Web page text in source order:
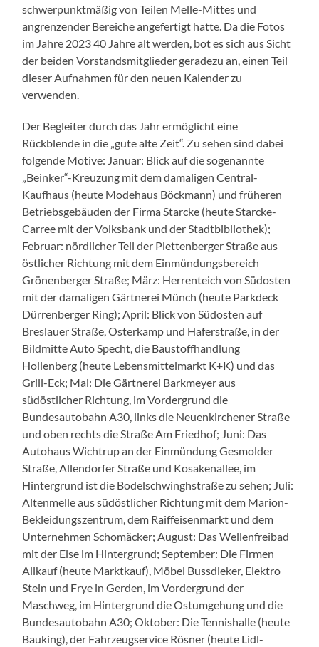
schwerpunktmäßig von Teilen Melle-Mittes und
angrenzender Bereiche angefertigt hatte. Da die Fotos
im Jahre 2023 40 Jahre alt werden, bot es sich aus Sicht
der beiden Vorstandsmitglieder geradezu an, einen Teil
dieser Aufnahmen für den neuen Kalender zu
verwenden.
Der Begleiter durch das Jahr ermöglicht eine
Rückblende in die „gute alte Zeit“. Zu sehen sind dabei
folgende Motive: Januar: Blick auf die sogenannte
„Beinker“-Kreuzung mit dem damaligen Central-
Kaufhaus (heute Modehaus Böckmann) und früheren
Betriebsgebäuden der Firma Starcke (heute Starcke-
Carree mit der Volksbank und der Stadtbibliothek);
Februar: nördlicher Teil der Plettenberger Straße aus
östlicher Richtung mit dem Einmündungsbereich
Grönenberger Straße; März: Herrenteich von Südosten
mit der damaligen Gärtnerei Münch (heute Parkdeck
Dürrenberger Ring); April: Blick von Südosten auf
Breslauer Straße, Osterkamp und Haferstraße, in der
Bildmitte Auto Specht, die Baustoffhandlung
Hollenberg (heute Lebensmittelmarkt K+K) und das
Grill-Eck; Mai: Die Gärtnerei Barkmeyer aus
südöstlicher Richtung, im Vordergrund die
Bundesautobahn A30, links die Neuenkirchener Straße
und oben rechts die Straße Am Friedhof; Juni: Das
Autohaus Wichtrup an der Einmündung Gesmolder
Straße, Allendorfer Straße und Kosakenallee, im
Hintergrund ist die Bodelschwinghstraße zu sehen; Juli:
Altenmelle aus südöstlicher Richtung mit dem Marion-
Bekleidungszentrum, dem Raiffeisenmarkt und dem
Unternehmen Schomäcker; August: Das Wellenfreibad
mit der Else im Hintergrund; September: Die Firmen
Allkauf (heute Marktkauf), Möbel Bussdieker, Elektro
Stein und Frye in Gerden, im Vordergrund der
Maschweg, im Hintergrund die Ostumgehung und die
Bundesautobahn A30; Oktober: Die Tennishalle (heute
Bauking), der Fahrzeugservice Rösner (heute Lidl-